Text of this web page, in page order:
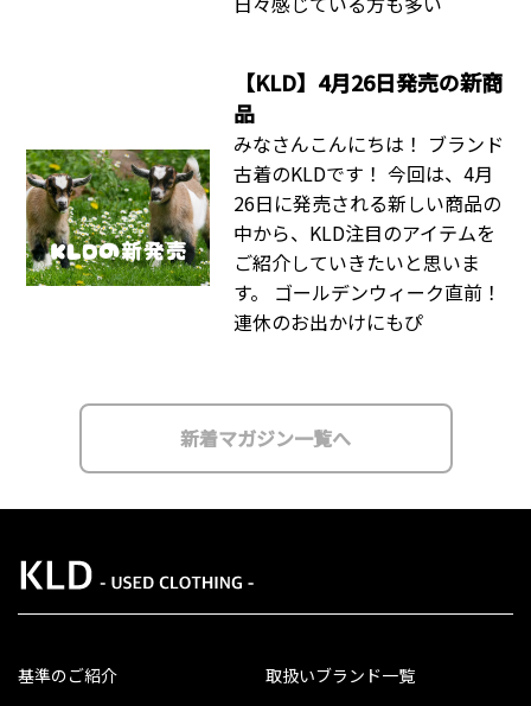
【KLD】4月26日発売の新商
品
みなさんこんにちは！ ブランド
古着のKLDです！ 今回は、4月
26日に発売される新しい商品の
中から、KLD注目のアイテムを
ご紹介していきたいと思いま
す。 ゴールデンウィーク直前！
連休のお出かけにもぴ
新着マガジン一覧へ
基準のご紹介
取扱いブランド一覧